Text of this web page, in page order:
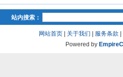
站内搜索：
网站首页 关于我们 服务条款
Powered by